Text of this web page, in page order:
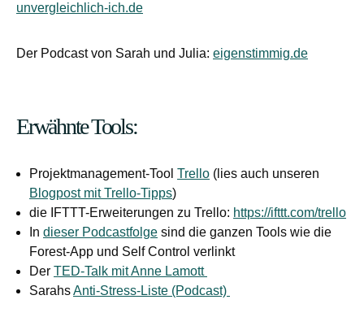
unvergleichlich-ich.de
Der Podcast von Sarah und Julia: eigenstimmig.de
Erwähnte Tools:
Projektmanagement-Tool Trello (lies auch unseren
Blogpost mit Trello-Tipps)
die IFTTT-Erweiterungen zu Trello: https://ifttt.com/trello
In dieser Podcastfolge sind die ganzen Tools wie die
Forest-App und Self Control verlinkt
Der TED-Talk mit Anne Lamott
SarahsAnti-Stress-Liste (Podcast)